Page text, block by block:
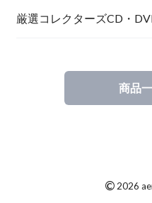
厳選コレクターズCD・
商品
© 2026